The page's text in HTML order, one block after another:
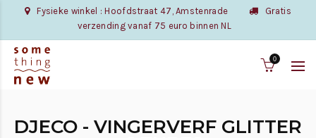
Fysieke winkel : Hoofdstraat 47, Amstenrade
Gratis
verzending vanaf 75 euro binnen NL
0
DJECO - VINGERVERF GLITTER